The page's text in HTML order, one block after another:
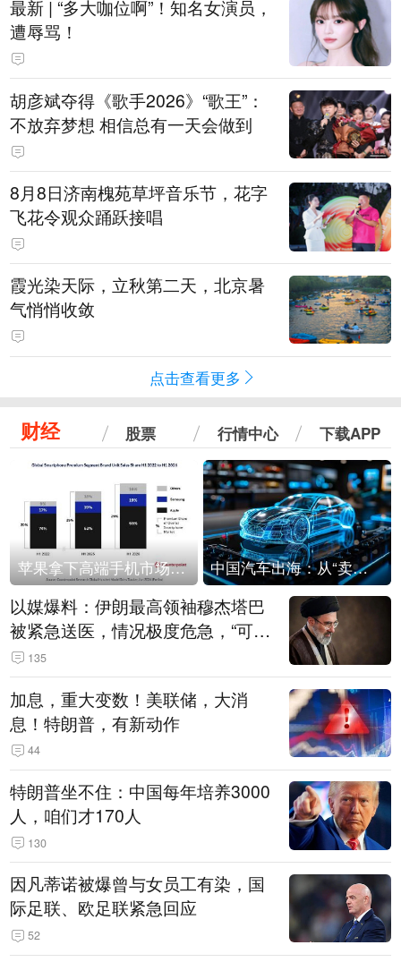
最新 | “多大咖位啊”！知名女演员，
遭辱骂！
胡彦斌夺得《歌手2026》“歌王”：
不放弃梦想 相信总有一天会做到
8月8日济南槐苑草坪音乐节，花字
飞花令观众踊跃接唱
霞光染天际，立秋第二天，北京暑
气悄悄收敛
点击查看更多
财经 股票 行情中心 下载APP
苹果拿下高端手机市场65%的份额：iPhone 17系列功不可没 中国汽车出海：从“卖出去”到“走进去”
以媒爆料：伊朗最高领袖穆杰塔巴
被紧急送医，情况极度危急，“可能
随时会死去”
135
加息，重大变数！美联储，大消
息！特朗普，有新动作
44
特朗普坐不住：中国每年培养3000
人，咱们才170人
130
因凡蒂诺被爆曾与女员工有染，国
际足联、欧足联紧急回应
52